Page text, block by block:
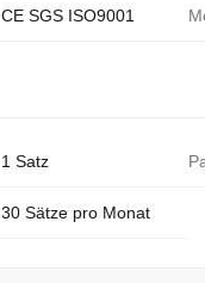
CE SGS ISO9001
1 Satz
30 Sätze pro Monat